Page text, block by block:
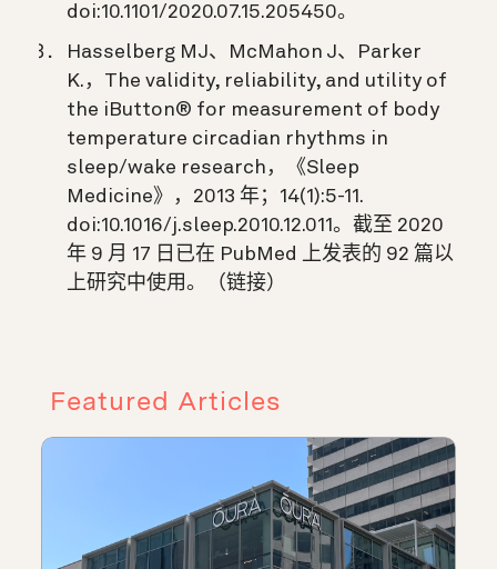
doi:10.1101/2020.07.15.205450。
Hasselberg MJ、McMahon J、Parker
K.，The validity, reliability, and utility of
the iButton® for measurement of body
temperature circadian rhythms in
sleep/wake research，《Sleep
Medicine》，2013 年；14(1):5-11.
doi:10.1016/j.sleep.2010.12.011。截至 2020
年 9 月 17 日已在 PubMed 上发表的 92 篇以
上研究中使用。（链接）
Featured Articles